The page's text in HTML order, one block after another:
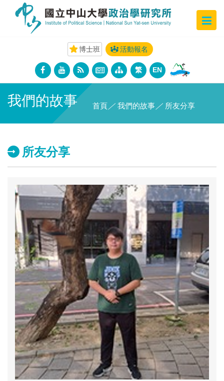
博士班 活動報名
繁 EN
我們的故事 首頁 ／ 我們的故事 ／ 所友分享
所友分享